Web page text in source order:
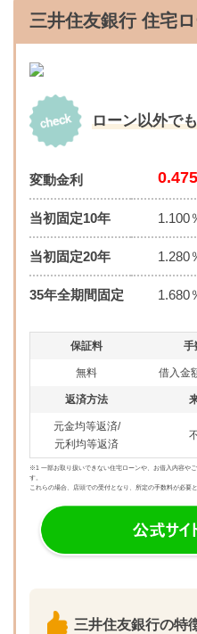
三井住友銀行 住宅
ローン以外で
変動金利 0.475
当初固定10年 1.100
当初固定20年 1.280
35年全期間固定 1.680
保証料 手
無料 借入金
返済方法
元金均等返済/
元利均等返済
※1 一部お取り扱いできない住宅ローンや、お借入内容や
す。
これらの場合、店頭での受付となり、所定の手数料が必要と
三井住友銀行の特